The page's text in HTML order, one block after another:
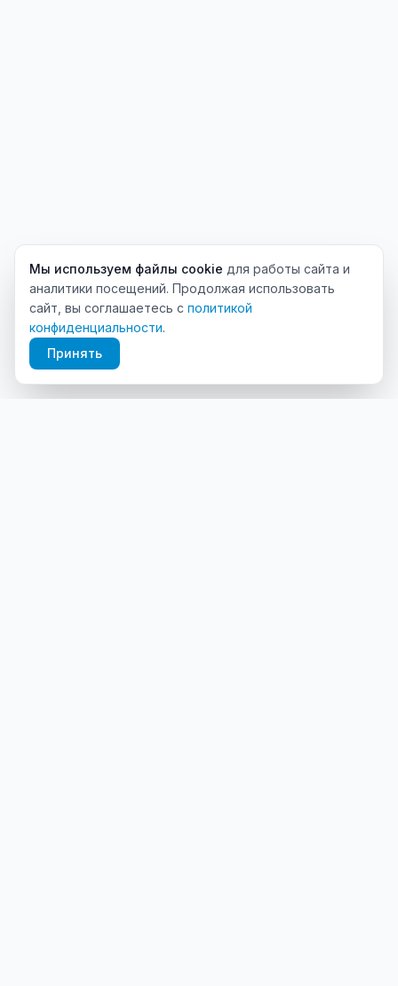
Мы используем файлы cookie для работы сайта и
аналитики посещений. Продолжая использовать
сайт, вы соглашаетесь с политикой
конфиденциальности.
Принять